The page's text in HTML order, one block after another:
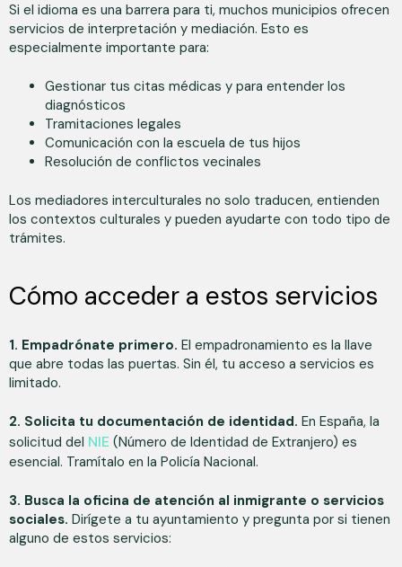
Si el idioma es una barrera para ti, muchos municipios ofrecen
servicios de interpretación y mediación. Esto es
especialmente importante para:
Gestionar tus citas médicas y para entender los
diagnósticos
Tramitaciones legales
Comunicación con la escuela de tus hijos
Resolución de conflictos vecinales
Los mediadores interculturales no solo traducen, entienden
los contextos culturales y pueden ayudarte con todo tipo de
trámites.
Cómo acceder a estos servicios
1. Empadrónate primero. El empadronamiento es la llave
que abre todas las puertas. Sin él, tu acceso a servicios es
limitado.
2. Solicita tu documentación de identidad. En España, la
solicitud del NIE (Número de Identidad de Extranjero) es
esencial. Tramítalo en la Policía Nacional.
3. Busca la oficina de atención al inmigrante o servicios
sociales. Dirígete a tu ayuntamiento y pregunta por si tienen
alguno de estos servicios: